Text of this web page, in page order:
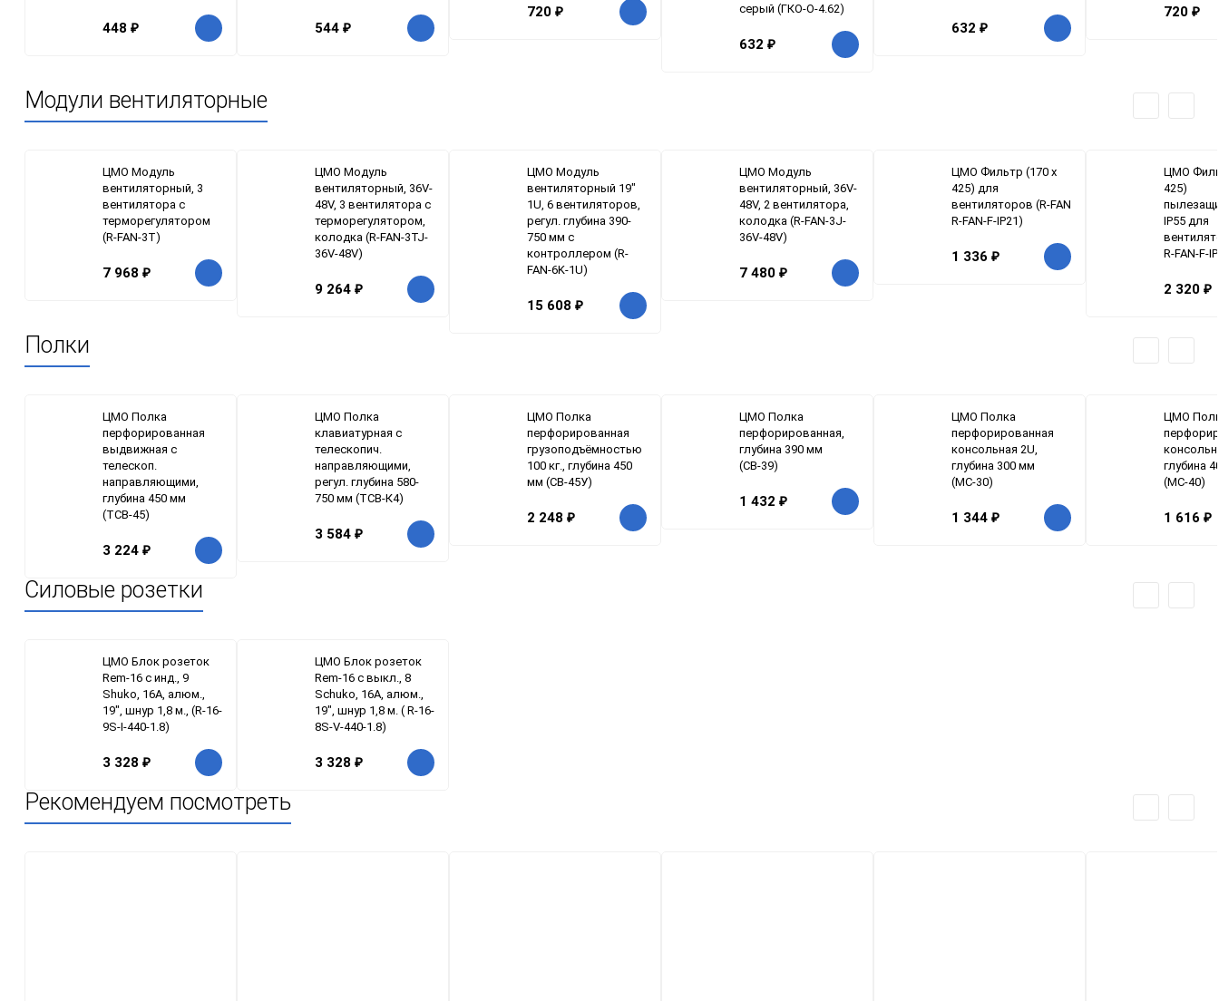
448 ₽ 544 ₽
720 ₽
серый (ГКО-О-4.62)
632 ₽
632 ₽
720 ₽
Модули вентиляторные
ЦМО Модуль
вентиляторный, 3
вентилятора с
терморегулятором
(R-FAN-3T)
7 968 ₽
ЦМО Модуль
вентиляторный, 36V-
48V, 3 вентилятора с
терморегулятором,
колодка (R-FAN-3TJ-
36V-48V)
9 264 ₽
ЦМО Модуль
вентиляторный 19"
1U, 6 вентиляторов,
регул. глубина 390-
750 мм с
контроллером (R-
FAN-6K-1U)
15 608 ₽
ЦМО Модуль
вентиляторный, 36V-
48V, 2 вентилятора,
колодка (R-FAN-3J-
36V-48V)
7 480 ₽
ЦМО Фильтр (170 х
425) для
вентиляторов (R-FAN
R-FAN-F-IP21)
1 336 ₽
ЦМО
425)
IP55 для
R-FAN-F-
2 320 ₽
Полки
ЦМО Полка
перфорированная
выдвижная с
телескоп.
направляющими,
глубина 450 мм
(ТСВ-45)
3 224 ₽
ЦМО Полка
клавиатурная с
телескопич.
направляющими,
регул. глубина 580-
750 мм (ТСВ-К4)
3 584 ₽
ЦМО Полка
перфорированная
грузоподъёмностью
100 кг., глубина 450
мм (СВ-45У)
2 248 ₽
ЦМО Полка
перфорированная,
глубина 390 мм
(СВ-39)
1 432 ₽
ЦМО Полка
перфорированная
консольная 2U,
глубина 300 мм
(МС-30)
1 344 ₽
ЦМО
глубина
(МС-40)
1 616 ₽
Силовые розетки
ЦМО Блок розеток
Rem-16 с инд., 9
Shuko, 16A, алюм.,
19", шнур 1,8 м., (R-16-
9S-I-440-1.8)
3 328 ₽
ЦМО Блок розеток
Rem-16 с выкл., 8
Schuko, 16A, алюм.,
19", шнур 1,8 м. ( R-16-
8S-V-440-1.8)
3 328 ₽
Рекомендуем посмотреть